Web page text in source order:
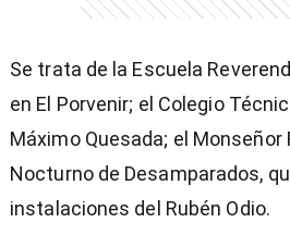
Se trata de la Escuela
en El Porvenir; el Colegio
Máximo Quesada; el Monseñor
Nocturno de Desamparados,
instalaciones del Rubén Odio.